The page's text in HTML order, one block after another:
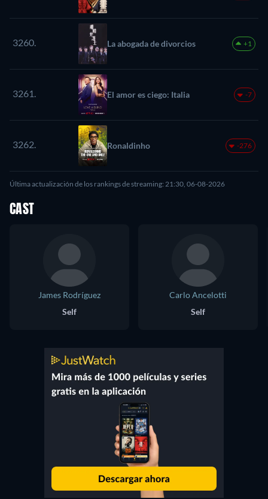
3260. La abogada de divorcios +1
3261. El amor es ciego: Italia -7
3262. Ronaldinho -276
Última actualización de los rankings de streaming: 21:30, 06-08-2026
CAST
James Rodríguez
Self
Carlo Ancelotti
Self